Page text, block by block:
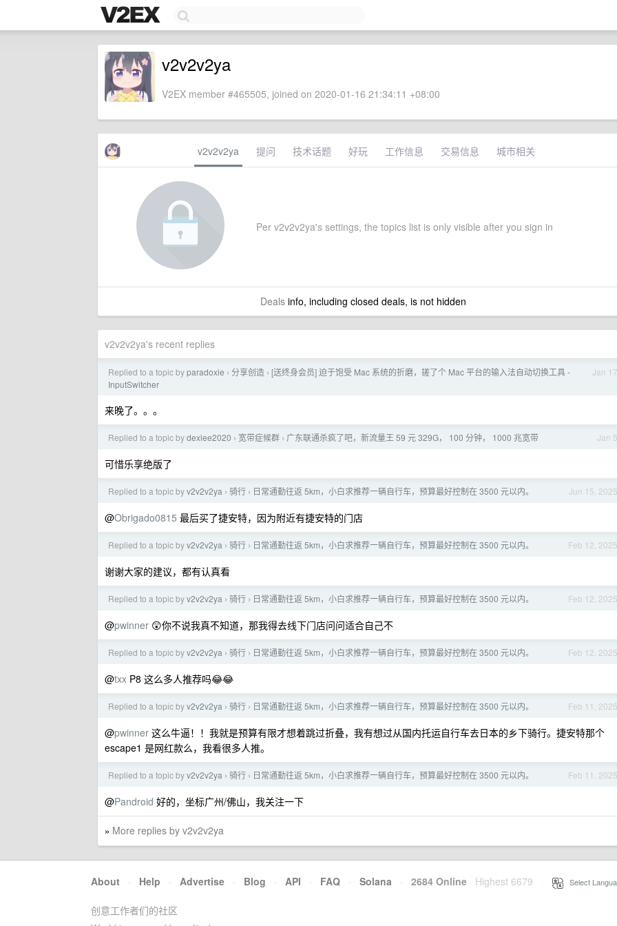
v2v2v2ya
V2EX member #465505, joined on 2020-01-16 21:34:11 +08:00
v2v2v2ya 提问 技术话题 好玩 工作信息 交易信息 城市相关
Per v2v2v2ya's settings, the topics list is only visible after you sign in
Dealsinfo, including closed deals, is not hidden
v2v2v2ya's recent replies
Jan 17
Replied to a topic byparadoxie › 分享创造 › [送终身会员] 迫于饱受 Mac 系统的折磨，搓了个 Mac 平台的输入法自动切换工具 -
InputSwitcher
来晚了。。。
Jan 5
Replied to a topic bydexlee2020 › 宽带症候群 › 广东联通杀疯了吧，新流量王 59 元 329G， 100 分钟， 1000 兆宽带
可惜乐享绝版了
Jun 15, 2025
Replied to a topic byv2v2v2ya › 骑行 › 日常通勤往返 5km，小白求推荐一辆自行车，预算最好控制在 3500 元以内。
@Obrigado0815 最后买了捷安特，因为附近有捷安特的门店
Feb 12, 2025
Replied to a topic byv2v2v2ya › 骑行 › 日常通勤往返 5km，小白求推荐一辆自行车，预算最好控制在 3500 元以内。
谢谢大家的建议，都有认真看
Feb 12, 2025
Replied to a topic byv2v2v2ya › 骑行 › 日常通勤往返 5km，小白求推荐一辆自行车，预算最好控制在 3500 元以内。
@pwinner 😲你不说我真不知道，那我得去线下门店问问适合自己不
Feb 12, 2025
Replied to a topic byv2v2v2ya › 骑行 › 日常通勤往返 5km，小白求推荐一辆自行车，预算最好控制在 3500 元以内。
@txx P8 这么多人推荐吗😂😂
Feb 11, 2025
Replied to a topic byv2v2v2ya › 骑行 › 日常通勤往返 5km，小白求推荐一辆自行车，预算最好控制在 3500 元以内。
@pwinner 这么牛逼！！我就是预算有限才想着跳过折叠，我有想过从国内托运自行车去日本的乡下骑行。捷安特那个
escape1 是网红款么，我看很多人推。
Feb 11, 2025
Replied to a topic byv2v2v2ya › 骑行 › 日常通勤往返 5km，小白求推荐一辆自行车，预算最好控制在 3500 元以内。
@Pandroid 好的，坐标广州/佛山，我关注一下
» More replies by v2v2v2ya
About · Help · Advertise · Blog · API · FAQ · Solana · 2684 Online Highest 6679 Select
创意工作者们的社区